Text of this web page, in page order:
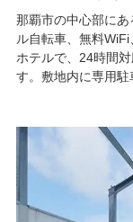
那覇市の中心部に
ル自転車、無料
ホテルで、24時間
す。敷地内に専用駐